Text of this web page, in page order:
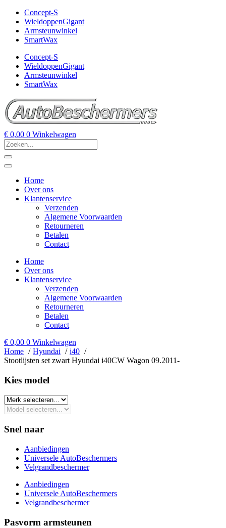
Concept-S
WieldoppenGigant
Armsteunwinkel
SmartWax
Concept-S
WieldoppenGigant
Armsteunwinkel
SmartWax
€ 0,00 0 Winkelwagen
Home
Over ons
Klantenservice
Verzenden
Algemene Voorwaarden
Retourneren
Betalen
Contact
Home
Over ons
Klantenservice
Verzenden
Algemene Voorwaarden
Retourneren
Betalen
Contact
€ 0,00 0 Winkelwagen
Home
Hyundai
i40
Stootlijsten set zwart Hyundai i40CW Wagon 09.2011-
Kies model​
Snel naar
Aanbiedingen
Universele AutoBeschermers
Velgrandbeschermer
Aanbiedingen
Universele AutoBeschermers
Velgrandbeschermer
Pasvorm armsteunen